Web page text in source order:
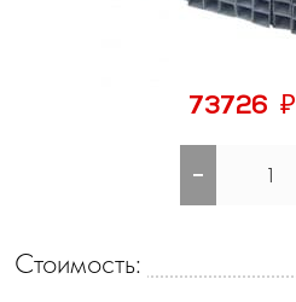
73726 ₽
-
Стоимость: